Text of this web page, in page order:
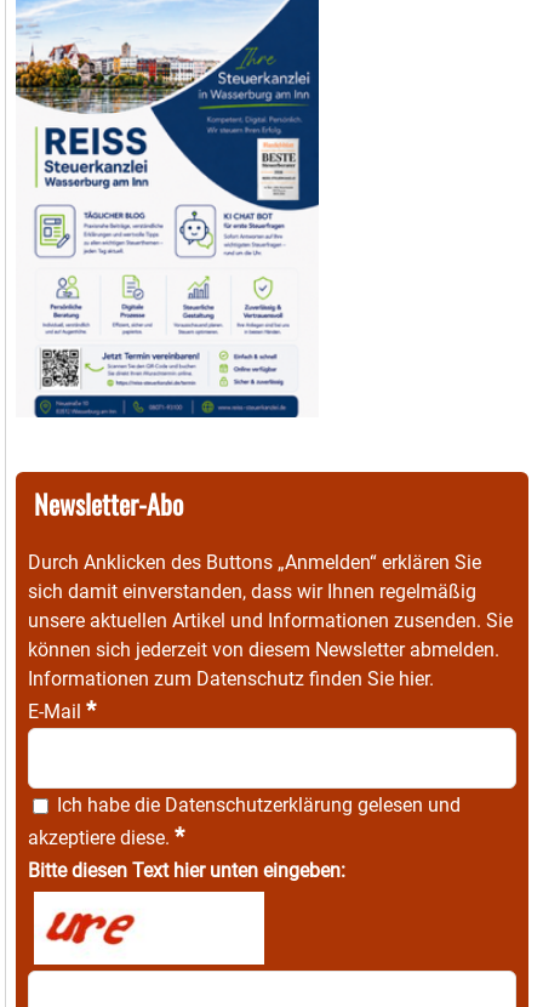
Newsletter-Abo
Durch Anklicken des Buttons „Anmelden“ erklären Sie
sich damit einverstanden, dass wir Ihnen regelmäßig
unsere aktuellen Artikel und Informationen zusenden. Sie
können sich jederzeit von diesem Newsletter abmelden.
Informationen zum Datenschutz finden Sie hier.
E-Mail *
Ich habe die Datenschutzerklärung gelesen und
akzeptiere diese. *
Bitte diesen Text hier unten eingeben: